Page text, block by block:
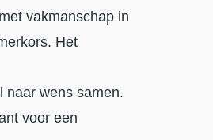
vakmanschap in
Het
naar wens samen.
voor een